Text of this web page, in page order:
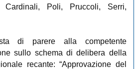
Cardinali, Poli, Pruccoli, Serri,
di parere alla competente
sullo schema di delibera della
recante: “Approvazione del